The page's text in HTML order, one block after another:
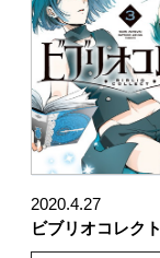
2020.4.27
ビブリオコレクト